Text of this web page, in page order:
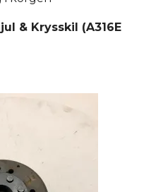
& Krysskil (A316E